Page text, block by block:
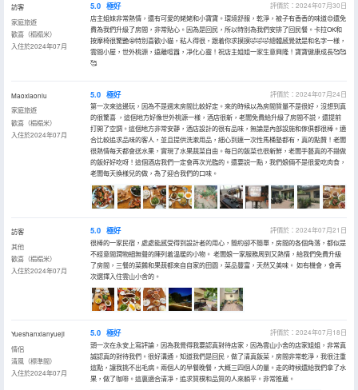
訪客
家庭旅遊
歡喜（榻榻米）
入住於2024年07月
5.0 極好
評價於：2024年07月30日
店主姐妹非常熱情，還有可愛的姥姥和小寶寶。環境舒服，乾淨，被子有香香的味道😍還免
費為我們升級了房間，非常貼心。因為是回民，所以特別為我們安排了回民餐。卡拉OK和
按摩椅很驚艷🤩特別喜歡小貓，粘人得很，跟着你求摸摸🤣🤣🤣總體感覺就是和名字一樣，
雲間小屋，世外桃源，遠離喧囂，凈化心靈！祝店主姐姐一家生意興隆！寶寶健康成長🥰🥰
🥰
Maoxiaoniu
家庭旅遊
歡喜（榻榻米）
入住於2024年07月
5.0 極好
評價於：2024年07月24日
第一次來這邊玩，因為不是週末房間比較好定。來的時候以為房間質量不是很好，沒想到真
的很驚喜 ，這個地方好像世外桃源一樣，酒店很新，老闆免費給升級了房間不説，還提前
打開了空調。這個地方非常安靜，酒店設計的很有品味，無論是內部設施和傢俱都很棒。適
合比較追求品味的客人，並且提供洗漱用品，細心到連一次性馬桶墊都有，真的點贊！老闆
很熱情每天都會送水果，實現了水果蔬菜自由。每日的飯菜也很新鮮，老闆手藝真的不錯做
的飯好好吃呀！這個酒店我們一定會再次光臨的。還要説一點，我們娘倆不是很愛吃肉食，
老闆每天換樣兒的做，為了迎合我們的口味。
訪客
其他
歡喜（榻榻米）
入住於2024年07月
5.0 極好
評價於：2024年07月21日
很棒的一家民宿，處處能感受得到設計者的用心，簡約卻不簡單，房間的各個角落，都似是
不經意間潤物細無聲的陳列着温暖的小物。 老闆娘一家服務周到又熱情，給我們免費升級
了房間，三餐的菜餚和果蔬都來自自家的田園，菜品豐富，天然又美味。 如有機會，會再
次選擇入住雲山小舍的。
Yueshanxianyueji
情侶
清風（標準間）
入住於2024年07月
5.0 極好
評價於：2024年07月18日
頭一次在永安上寫評論，因為我覺得我要認真對待店家，因為雲山小舍的店家姐姐，非常真
誠認真的對待我們。很好溝通，知道我們是回民，做了清真飯菜，房間非常乾淨，我很注重
這點，讓我挑不出毛病。兩個人的早餐晚餐，大概三四個人的量。走的時候還給我們拿了水
果，做了咖啡。這裏適合清凈，追求質樸和品質的人來躺平。非常推薦。